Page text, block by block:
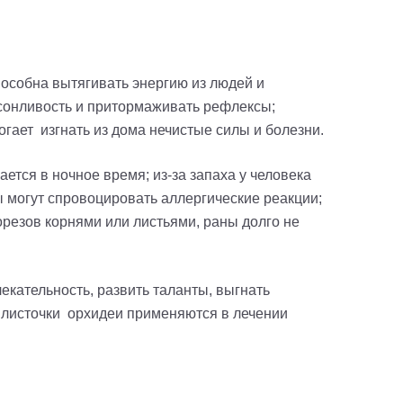
вытягивать энергию из людей и
и притормаживать рефлексы;
изгнать из дома нечистые силы и болезни.
в ночное время; из-за запаха у человека
спровоцировать аллергические реакции;
корнями или листьями, раны долго не
развить таланты, выгнать
орхидеи применяются в лечении